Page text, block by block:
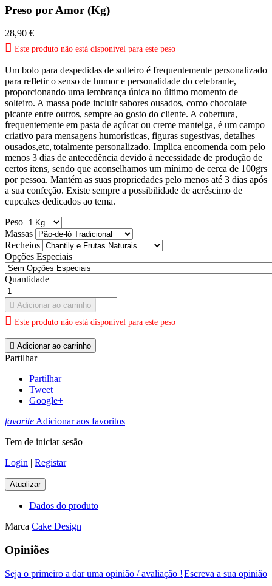
Preso por Amor (Kg)
28,90 €
 Este produto não está disponível para este peso
Um bolo para despedidas de solteiro é frequentemente personalizado
para refletir o senso de humor e personalidade do celebrante,
proporcionando uma lembrança única no último momento de
solteiro. A massa pode incluir sabores ousados, como chocolate
picante entre outros, sempre ao gosto do cliente. A cobertura,
frequentemente em pasta de açúcar ou creme manteiga, é um campo
criativo para mensagens humorísticas, figuras sugestivas, detalhes
ousados,etc, totalmente personalizado. Implica encomenda com pelo
menos 3 dias de antecedência devido à necessidade de produção de
certos itens, sendo que aconselhamos um mínimo de cerca de 100grs
por pessoa. Mantém as suas propriedades pelo menos até 3 dias após
a sua confeção. Existe sempre a possibilidade de acréscimo de
cupcakes dedicados ao tema.
Peso
Massas
Recheios
Opções Especiais
Quantidade
 Adicionar ao carrinho
 Este produto não está disponível para este peso
 Adicionar ao carrinho
Partilhar
Partilhar
Tweet
Google+
favoriteAdicionar aos favoritos
Tem de iniciar sesão
Login | Registar
Dados do produto
Marca Cake Design
Opiniões
Escreva a sua opinião
Seja o primeiro a dar uma opinião / avaliação !